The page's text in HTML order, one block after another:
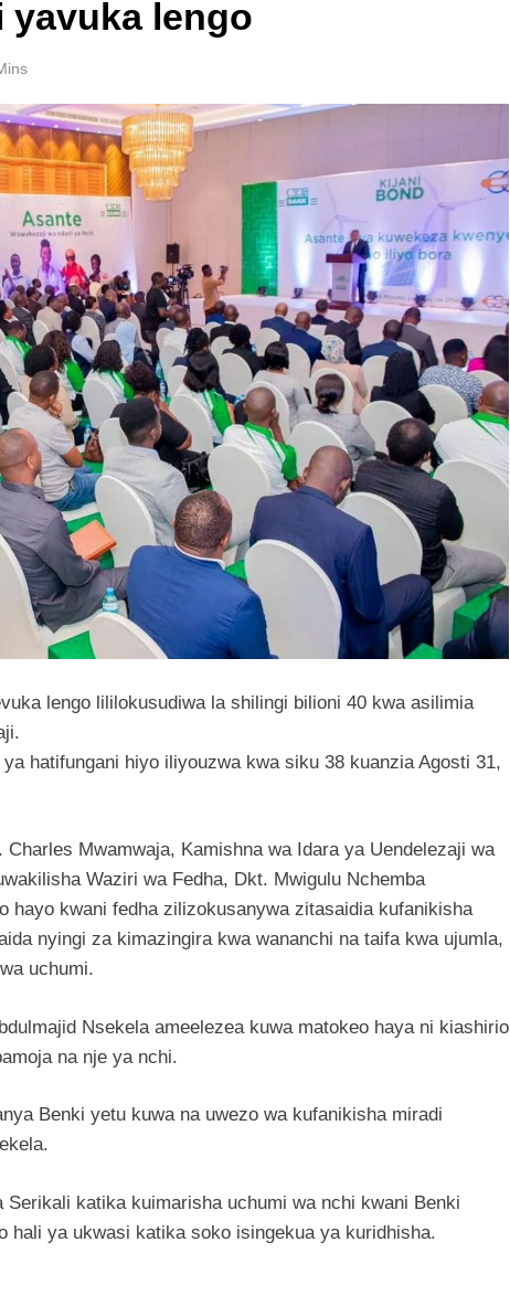
yavuka lengo
lengo lililokusudiwa la shilingi bilioni 40 kwa asilimia
hatifungani hiyo iliyouzwa kwa siku 38 kuanzia Agosti 31,
Mwamwaja, Kamishna wa Idara ya Uendelezaji wa
Waziri wa Fedha, Dkt. Mwigulu Nchemba
hayo kwani fedha zilizokusanywa zitasaidia kufanikisha
nyingi za kimazingira kwa wananchi na taifa kwa ujumla,
uchumi.
Nsekela ameelezea kuwa matokeo haya ni kiashirio
na nje ya nchi.
Benki yetu kuwa na uwezo wa kufanikisha miradi
katika kuimarisha uchumi wa nchi kwani Benki
hali ya ukwasi katika soko isingekua ya kuridhisha.